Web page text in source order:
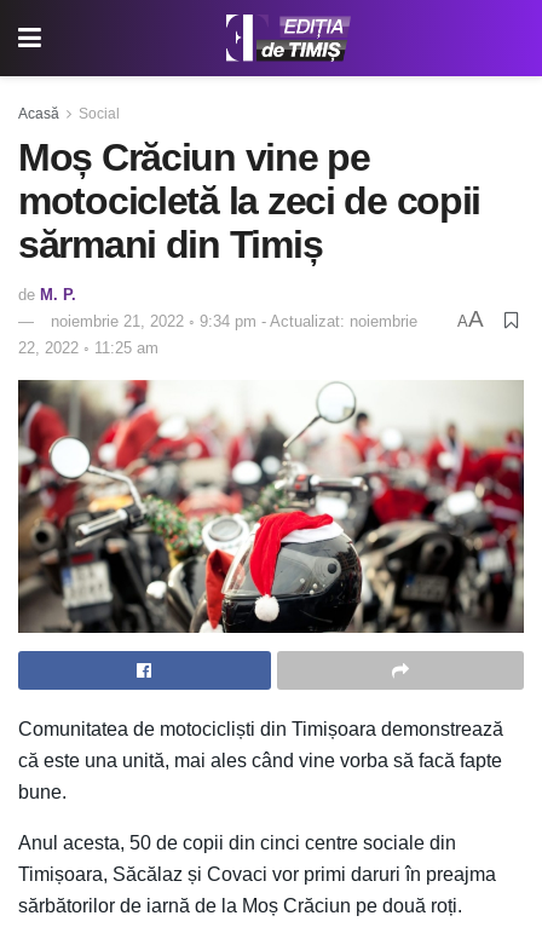
Acasă Social
Moș Crăciun vine pe
motocicletă la zeci de copii
sărmani din Timiș
de M. P.
noiembrie 21, 2022 ◦ 9:34 pm - Actualizat: noiembrie
22, 2022 ◦ 11:25 am
AA
Comunitatea de motocicliști din Timișoara demonstrează
că este una unită, mai ales când vine vorba să facă fapte
bune.
Anul acesta, 50 de copii din cinci centre sociale din
Timișoara, Săcălaz și Covaci vor primi daruri în preajma
sărbătorilor de iarnă de la Moș Crăciun pe două roți.